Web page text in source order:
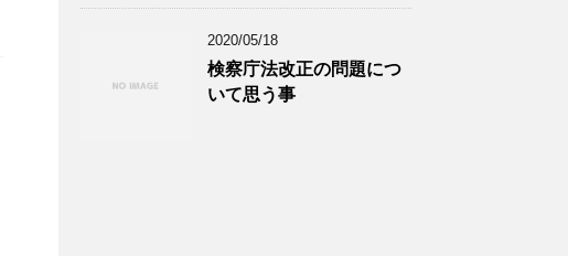
2020/05/18
検察庁法改正の問題につ
いて思う事